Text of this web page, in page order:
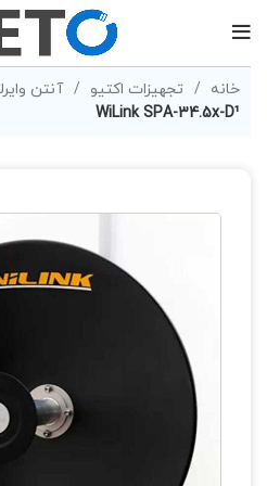
خانه تجهیزات اکتیو آنتن
WiLink SPA-34.5x-D¹